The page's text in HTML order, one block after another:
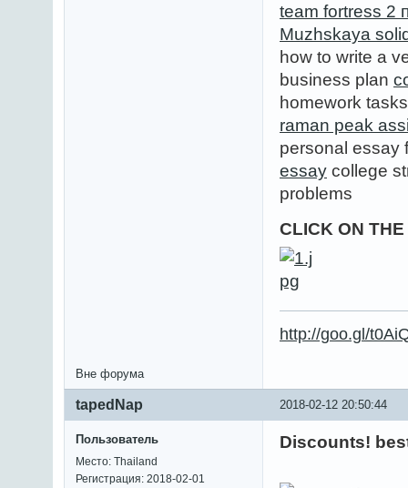
team fortress 2
Muzhskaya
how to write a
business plan
homework
raman peak
personal essay
essay college
problems
CLICK ON
http://goo.gl/
Вне форума
2018-02-12 20:50:44
tapedNap
Пользователь
Место: Thailand
Регистрация: 2018-02-01
Discounts!